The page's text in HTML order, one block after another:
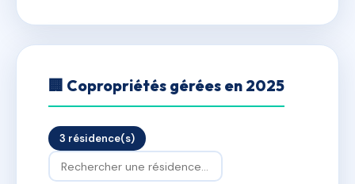
🏢 Copropriétés gérées en 2025
3 résidence(s)